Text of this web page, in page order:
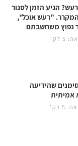
הגיע הזמן לסגור
"רעש אוכל",
דק'
ניוז ברשת: 6 סימנים שהידיעה
אמיתית
5 דק'